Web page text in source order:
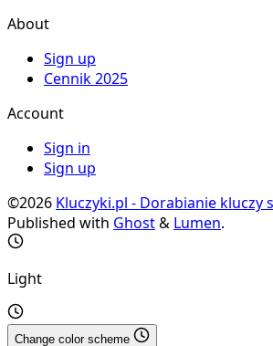
About
Sign up
Cennik 2025
Account
Sign in
Sign up
©2026 Kluczyki.pl - Dorabianie kluczy
Published with Ghost& Lumen.
Light
Change color scheme